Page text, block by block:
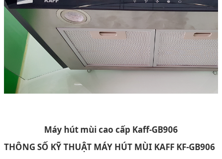
Máy hút mùi cao cấp Kaff-GB906
THÔNG SỐ KỸ THUẬT MÁY HÚT MÙI KAFF KF-GB906